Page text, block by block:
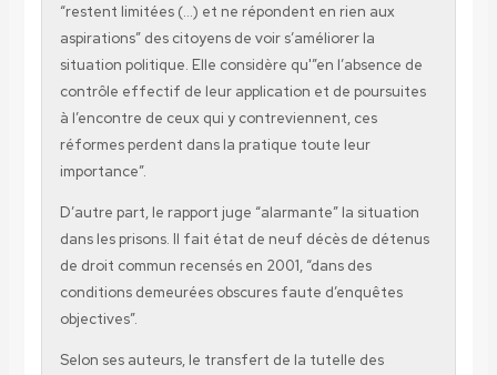
“restent limitées (…) et ne répondent en rien aux
aspirations” des citoyens de voir s’améliorer la
situation politique. Elle considère qu'”en l’absence de
contrôle effectif de leur application et de poursuites
à l’encontre de ceux qui y contreviennent, ces
réformes perdent dans la pratique toute leur
importance”.
D’autre part, le rapport juge “alarmante” la situation
dans les prisons. Il fait état de neuf décès de détenus
de droit commun recensés en 2001, “dans des
conditions demeurées obscures faute d’enquêtes
objectives”.
Selon ses auteurs, le transfert de la tutelle des